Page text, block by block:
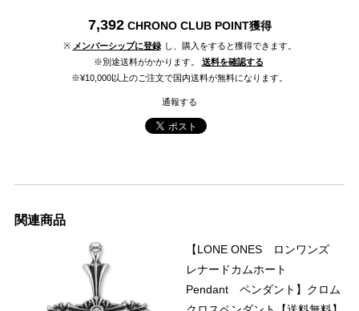
7,392 CHRONO CLUB POINT獲得
※ メンバーシップに登録 し、購入をすると獲得できます。
※別途送料がかかります。
送料を確認する
※¥10,000以上のご注文で国内送料が無料になります。
通報する
関連商品
【LONE ONES ロンワンズ
レナードカムホート
Pendant ペンダント】クロム